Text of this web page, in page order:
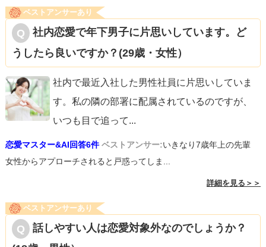
ベストアンサーあり
社内恋愛で年下男子に片思いしています。ど
うしたら良いですか？(29歳・女性）
社内で最近入社した男性社員に片思いしていま
す。私の隣の部署に配属されているのですが、
いつも目で追って...
恋愛マスター&AI回答6件 ベストアンサー:いきなり7歳年上の先輩
女性からアプローチされると戸惑ってしま...
詳細を見る＞＞
ベストアンサーあり
話しやすい人は恋愛対象外なのでしょうか？